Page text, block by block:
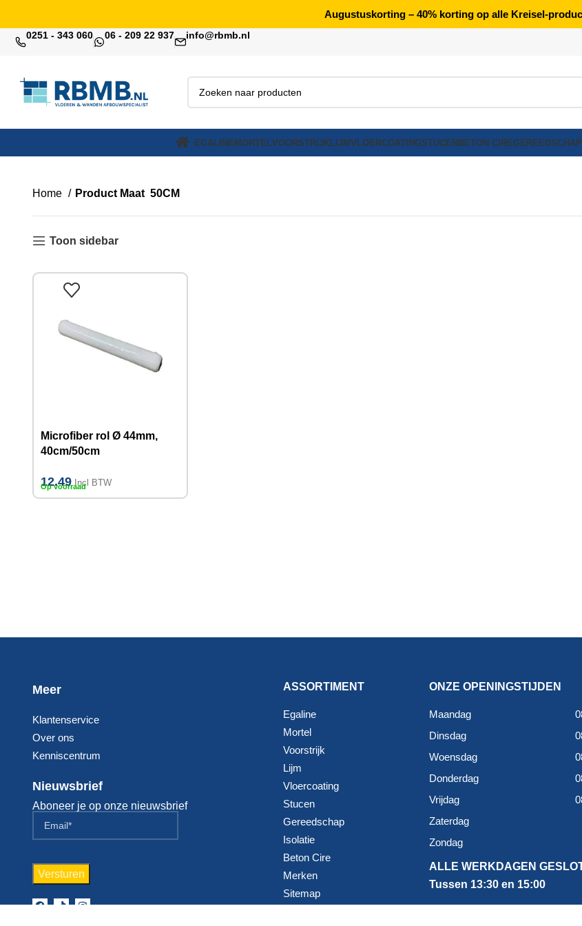
Augustuskorting – 40% korting op alle Kreisel-
0251 - 343 060 06 - 209 22 937 info@rbmb.nl
EGALINEMORTELVOORSTRIJKLIJMVLOERCOATINGSTUCENBETON CIREGEREEDSCHAP
Home Product Maat 50CM
Toon sidebar
Microfiber rol Ø 44mm,
40cm/50cm
12.49 Incl BTW
Op voorraad
Meer
Klantenservice
Over ons
Kenniscentrum
Nieuwsbrief
Aboneer je op onze nieuwsbrief
ASSORTIMENT
Egaline
Mortel
Voorstrijk
Lijm
Vloercoating
Stucen
Gereedschap
Isolatie
Beton Cire
Merken
Sitemap
ONZE OPENINGSTIJDEN
Maandag
Dinsdag
Woensdag
Donderdag
Vrijdag
Zaterdag
Zondag
ALLE WERKDAGEN
Tussen 13:30 en 15:00